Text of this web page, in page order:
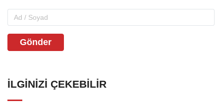
Gönder
İLGINIZI ÇEKEBILIR